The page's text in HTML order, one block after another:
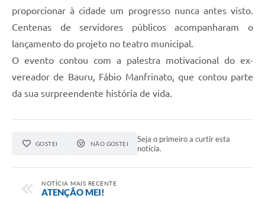
proporcionar à cidade um progresso nunca antes visto.
Centenas de servidores públicos acompanharam o
lançamento do projeto no teatro municipal.
O evento contou com a palestra motivacional do ex-
vereador de Bauru, Fábio Manfrinato, que contou parte
da sua surpreendente história de vida.
GOSTEI NÃO GOSTEI
Seja o primeiro a curtir esta
notícia.
NOTÍCIA MAIS RECENTE
ATENÇÃO MEI!